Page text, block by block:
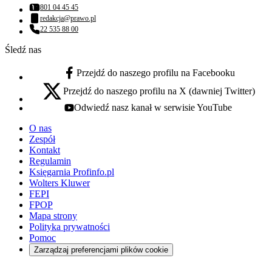
Numer telefonu:
801 04 45 45
Adres email:
redakcja@prawo.pl
Numer telefonu:
22 535 88 00
Śledź nas
facebook - otwiera się w nowej karcie
Przejdź do naszego profilu na Facebooku
x - otwiera się w nowej karcie
Przejdź do naszego profilu na X (dawniej Twitter)
youtube - otwiera się w nowej karcie
Odwiedź nasz kanał w serwisie YouTube
O nas
Zespół
Kontakt
Regulamin
Księgarnia Profinfo.pl
Wolters Kluwer
FEPI
FPOP
Mapa strony
Polityka prywatności
Pomoc
Zarządzaj preferencjami plików cookie